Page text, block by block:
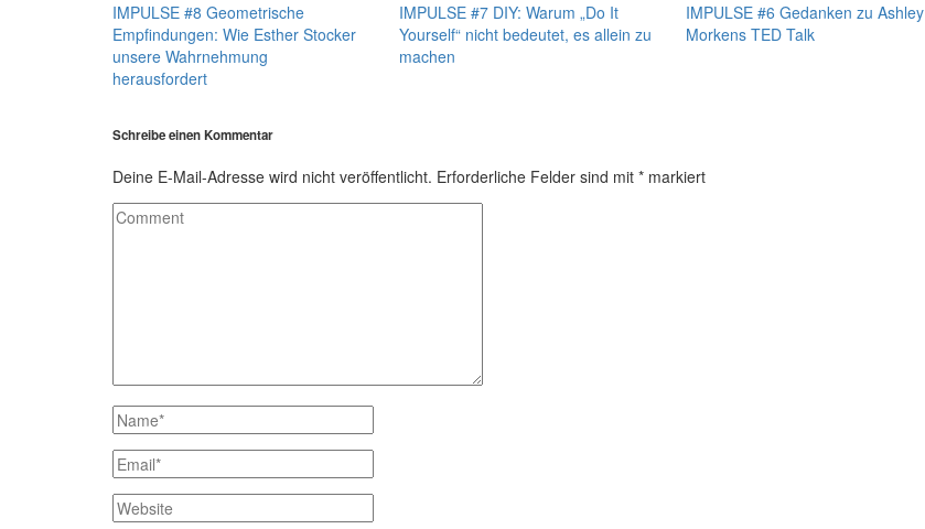
IMPULSE #8 Geometrische
Empfindungen: Wie Esther Stocker
unsere Wahrnehmung
herausfordert
IMPULSE #7 DIY: Warum „Do It
Yourself“ nicht bedeutet, es allein zu
machen
IMPULSE #6 Gedanken zu Ashley
Morkens TED Talk
Schreibe einen Kommentar
Deine E-Mail-Adresse wird nicht veröffentlicht. Erforderliche Felder sind mit * markiert